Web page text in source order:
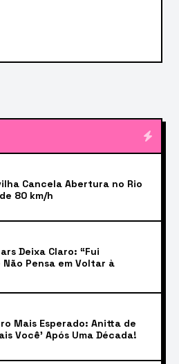
Cancela Abertura no Rio
80 km/h
Deixa Claro: “Fui
Não Pensa em Voltar à
Mais Esperado: Anitta de
Você’ Após Uma Década!